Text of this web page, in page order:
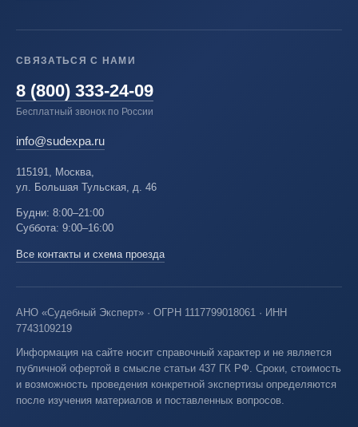
СВЯЗАТЬСЯ С НАМИ
8 (800) 333-24-09
Бесплатный звонок по России
info@sudexpa.ru
115191, Москва,
ул. Большая Тульская, д. 46
Будни: 8:00–21:00
Суббота: 9:00–16:00
Все контакты и схема проезда
АНО «Судебный Эксперт» · ОГРН 1117799018061 · ИНН
7743109219
Информация на сайте носит справочный характер и не является
публичной офертой в смысле статьи 437 ГК РФ. Сроки, стоимость
и возможность проведения конкретной экспертизы определяются
после изучения материалов и поставленных вопросов.